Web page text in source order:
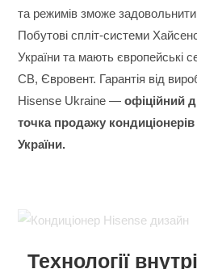
та режимів зможе
Побутові спліт-системи
України та мають європейські
CB, Євровент. Гарантія від
Hisense Ukraine —офіційний
точка продажу кондиціонерів
України.
Технології